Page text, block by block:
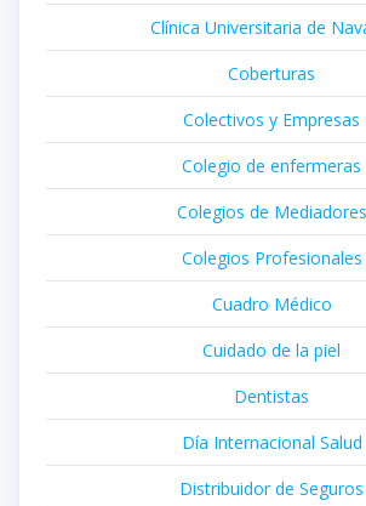
Clínica Universitaria de
Coberturas
Colectivos y Empresas
Colegio de enfermeras
Colegios de Mediadores
Colegios Profesionales
Cuadro Médico
Cuidado de la piel
Dentistas
Día Internacional Salud
Distribuidor de Seguros